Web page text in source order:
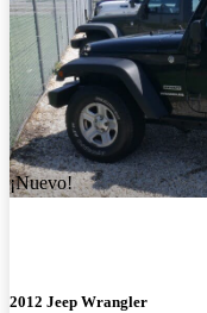
¡Nuevo!
2012 Jeep Wrangler